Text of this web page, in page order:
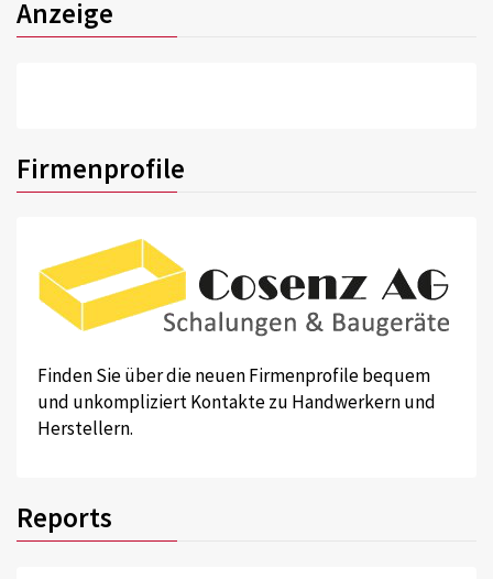
Anzeige
Firmenprofile
Finden Sie über die neuen Firmenprofile bequem
und unkompliziert Kontakte zu Handwerkern und
Herstellern.
Reports